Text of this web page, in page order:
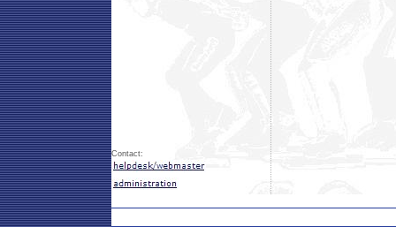
Contact: